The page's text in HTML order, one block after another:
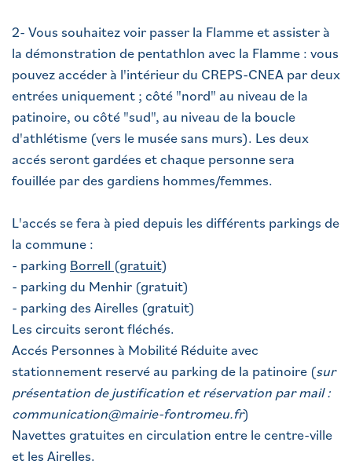
2- Vous souhaitez voir passer la Flamme et assister à
la démonstration de pentathlon avec la Flamme : vous
pouvez accéder à l'intérieur du CREPS-CNEA par deux
entrées uniquement ; côté "nord" au niveau de la
patinoire, ou côté "sud", au niveau de la boucle
d'athlétisme (vers le musée sans murs). Les deux
accés seront gardées et chaque personne sera
fouillée par des gardiens hommes/femmes.
L'accés se fera à pied depuis les différents parkings de
la commune :
- parking Borrell (gratuit)
- parking du Menhir (gratuit)
- parking des Airelles (gratuit)
Les circuits seront fléchés.
Accés Personnes à Mobilité Réduite avec
stationnement reservé au parking de la patinoire (sur
présentation de justification et réservation par mail :
communication@mairie-fontromeu.fr)
Navettes gratuites en circulation entre le centre-ville
et les Airelles.